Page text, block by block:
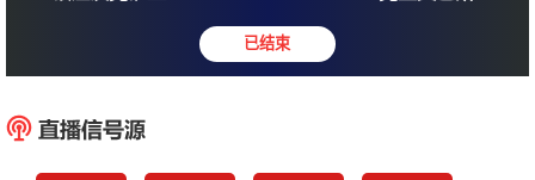
顿涅茨克矿工 : 克里